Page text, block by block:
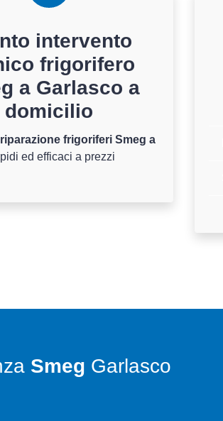
intervento
frigorifero
a Garlasco a
domicilio
riparazione frigoriferi Smeg a
ed efficaci a prezzi
Smeg Garlasco